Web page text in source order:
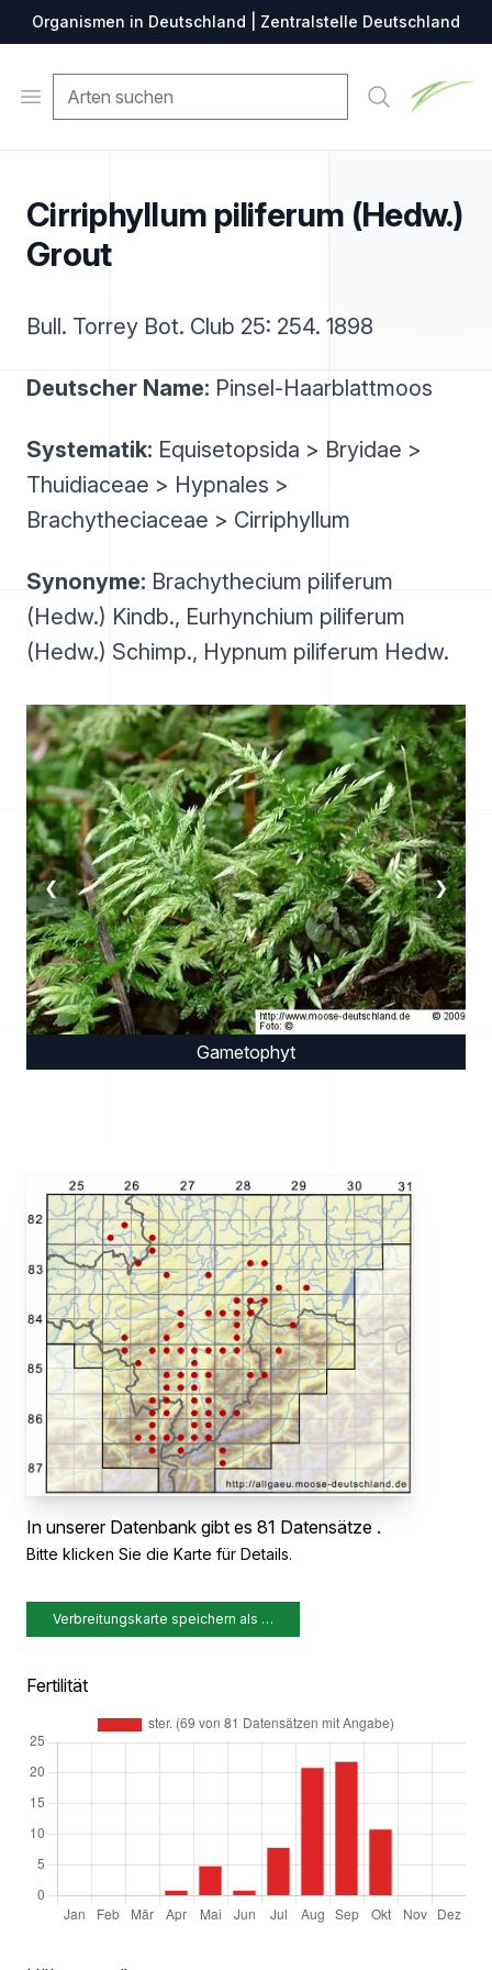
Organismen in Deutschland | Zentralstelle Deutschland
Open menu Suche
Cirriphyllum piliferum (Hedw.)
Grout
Bull. Torrey Bot. Club 25: 254. 1898
Deutscher Name: Pinsel-Haarblattmoos
Systematik: Equisetopsida > Bryidae >
Thuidiaceae > Hypnales >
Brachytheciaceae > Cirriphyllum
Synonyme: Brachythecium piliferum
(Hedw.) Kindb., Eurhynchium piliferum
(Hedw.) Schimp., Hypnum piliferum Hedw.
Gametophyt
❮ ❯
In unserer Datenbank gibt es 81 Datensätze .
Bitte klicken Sie die Karte für Details.
Verbreitungskarte speichern als …
Fertilität